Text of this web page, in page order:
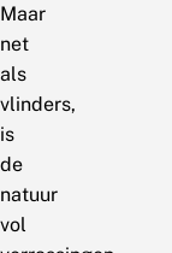
Maar
net
als
vlinders,
is
de
natuur
vol